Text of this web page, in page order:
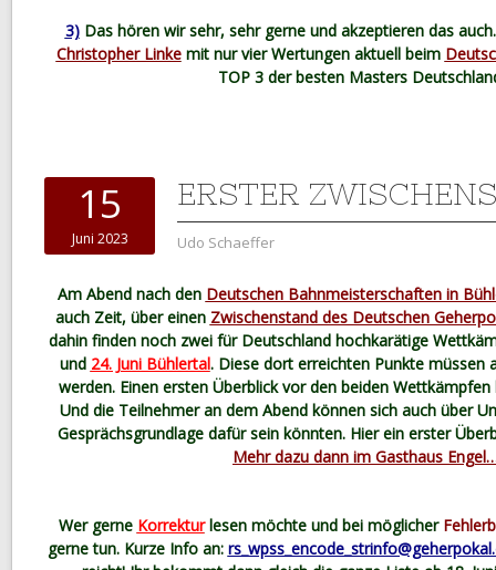
3)Das hören wir sehr, sehr gerne und akzeptieren das
Christopher Linkemit nur vier Wertungen aktuell beim
TOP 3 der besten Masters
15
Juni 2023
ERSTER
Udo Schaeffer
Am Abend nach den Deutschen Bahnmeisterschaften in
auch Zeit, über einen Zwischenstand des Deutschen
dahin finden noch zwei für Deutschland hochkarätige
und 24. Juni Bühlertal. Diese dort erreichten Punkte müssen
werden. Einen ersten Überblick vor den beiden
Und die Teilnehmer an dem Abend können sich auch über
Gesprächsgrundlage dafür sein könnten. Hier ein erster
Mehr dazu dann im Gasthaus
Wer gerne Korrekturlesen möchte und bei möglicher
gerne tun. Kurze Info an: